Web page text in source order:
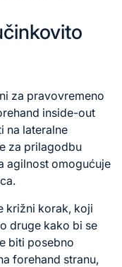
za pravovremeno
inside-out
na lateralne
za prilagodbu
agilnost omogućuje
križni korak, koji
druge kako bi se
biti posebno
forehand stranu,